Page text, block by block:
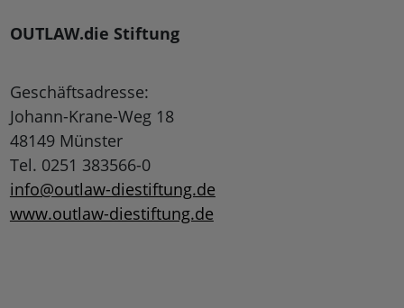
OUTLAW.die Stiftung
Geschäftsadresse:
Johann-Krane-Weg 18
48149 Münster
Tel. 0251 383566-0
info@outlaw-diestiftung.de
www.outlaw-diestiftung.de